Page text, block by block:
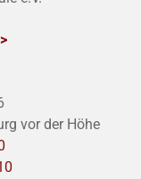
vor der Höhe